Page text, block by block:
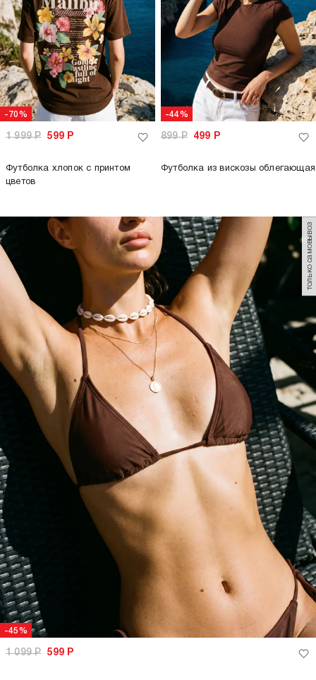
-70%
1 999Р 599 Р
Футболка хлопок с принтом
цветов
-44%
899Р 499 Р
Футболка из вискозы облегающая
-45%
только самовывоз
1 099Р 599 Р